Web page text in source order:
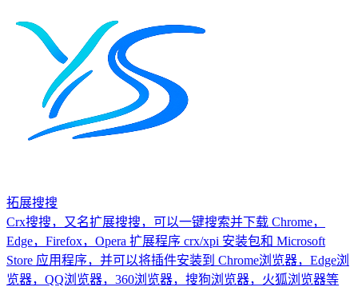
拓展搜搜
Crx搜搜，又名扩展搜搜，可以一键搜索并下载 Chrome，
Edge，Firefox，Opera 扩展程序 crx/xpi 安装包和 Microsoft
Store 应用程序，并可以将插件安装到 Chrome浏览器，Edge浏
览器，QQ浏览器，360浏览器，搜狗浏览器，火狐浏览器等